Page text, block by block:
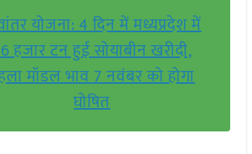
योजना: 4 दिन में मध्यप्रदेश में
हजार टन हुई सोयाबीन खरीदी,
मॉडल भाव 7 नवंबर को होगा
घोषित